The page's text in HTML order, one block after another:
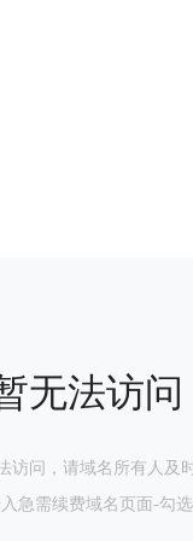
无法访问
访问，请域名所有人及
急需续费域名页面-勾